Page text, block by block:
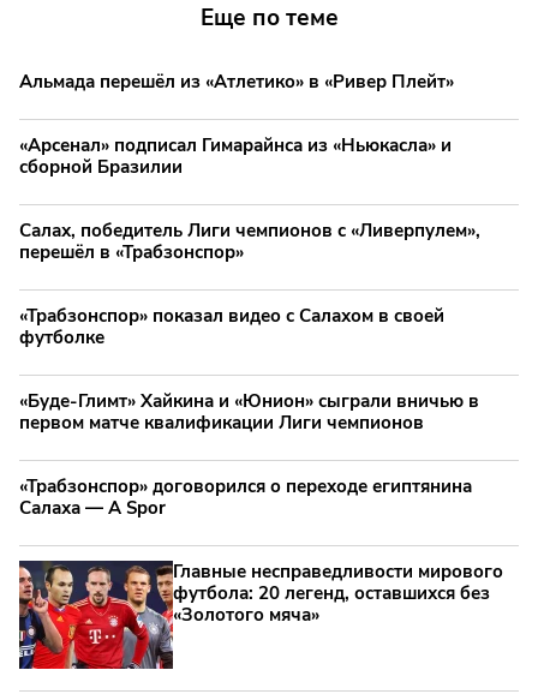
Еще по теме
Альмада перешёл из «Атлетико» в «Ривер Плейт»
«Арсенал» подписал Гимарайнса из «Ньюкасла» и
сборной Бразилии
Салах, победитель Лиги чемпионов с «Ливерпулем»,
перешёл в «Трабзонспор»
«Трабзонспор» показал видео с Салахом в своей
футболке
«Буде-Глимт» Хайкина и «Юнион» сыграли вничью в
первом матче квалификации Лиги чемпионов
«Трабзонспор» договорился о переходе египтянина
Салаха — A Spor
Главные несправедливости мирового
футбола: 20 легенд, оставшихся без
«Золотого мяча»